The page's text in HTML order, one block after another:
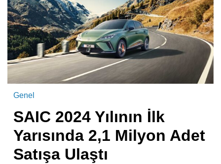
Genel
SAIC 2024 Yılının İlk
Yarısında 2,1 Milyon Adet
Satışa Ulaştı